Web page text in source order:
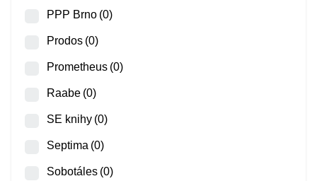
PPP Brno (0)
Prodos (0)
Prometheus (0)
Raabe (0)
SE knihy (0)
Septima (0)
Sobotáles (0)